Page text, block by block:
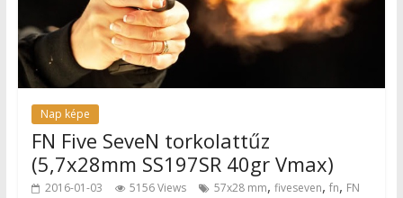
Nap képe
FN Five SeveN torkolattűz
(5,7x28mm SS197SR 40gr Vmax)
2016-01-03 5156 Views 57x28 mm, fiveseven, fn, FN